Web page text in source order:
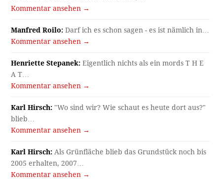
Kommentar ansehen →
Manfred Roilo: Darf ich es schon sagen - es ist nämlich in…
Kommentar ansehen →
Henriette Stepanek: Eigentlich nichts als ein mords T H E
A T…
Kommentar ansehen →
Karl Hirsch: "Wo sind wir? Wie schaut es heute dort aus?"
blieb…
Kommentar ansehen →
Karl Hirsch: Als Grünfläche blieb das Grundstück noch bis
2005 erhalten, 2007…
Kommentar ansehen →